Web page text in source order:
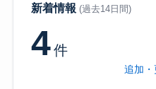
新着情報 (過去14日間)
4件
追加